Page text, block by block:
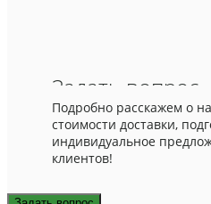
Задать вопрос
Подробно расскажем о
стоимости доставки,
индивидуальное
клиентов!